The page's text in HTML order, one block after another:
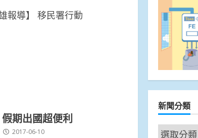
報導】 移民署行動
期出國超便利
2017-06-10
新聞分類
新